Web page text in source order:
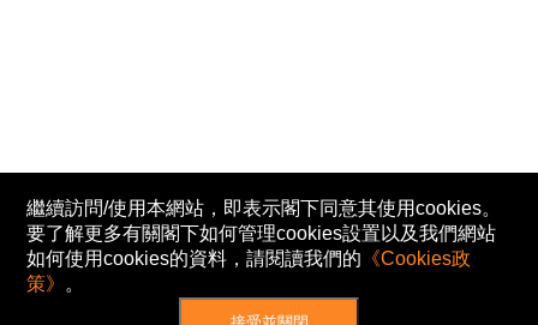
繼續訪問/使用本網站，即表示閣下同意其使用cookies。
要了解更多有關閣下如何管理cookies設置以及我們網站
如何使用cookies的資料，請閱讀我們的 《Cookies政
策》 。